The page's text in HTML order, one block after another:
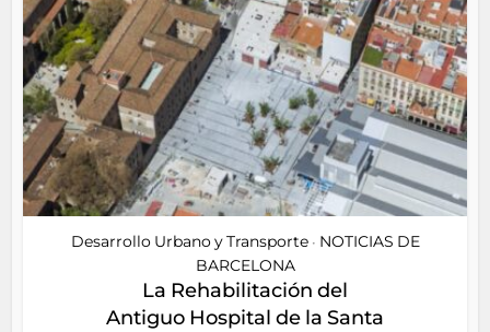
Desarrollo Urbano y Transporte • NOTICIAS DE
BARCELONA
La Rehabilitación del
Antiguo Hospital de la Santa